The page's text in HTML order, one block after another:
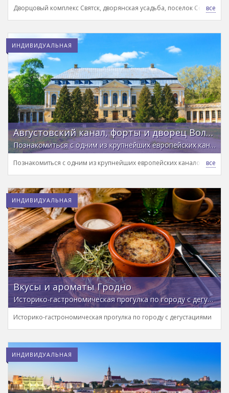
Дворцовый комплекс Святск, дворянская усадьба, поселок Сопоцкин
ИНДИВИДУАЛЬНАЯ
Августовский канал, форты и дворец Воловичей за 1 день
Познакомиться с одним из крупнейших европейских каналов и его окрестностями с профессиональным гидом
Познакомиться с одним из крупнейших европейских каналов и его
ИНДИВИДУАЛЬНАЯ
Вкусы и ароматы Гродно
Историко-гастрономическая прогулка по городу с дегустациями
Историко-гастрономическая прогулка по городу с дегустациями
ИНДИВИДУАЛЬНАЯ